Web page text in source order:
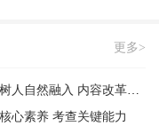
更多>
人自然融入 内容改革持续深化
心素养 考查关键能力